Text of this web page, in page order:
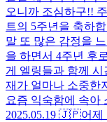
오니까 조심하구!!
트의 5주년을 축하
말 또 많은 감정을
을 하면서 4주년 후
게 엘링들과 함께
재가 얼마나 소중한
요즘 익숙함에 속아
2025.05.19 🇯🇵어제